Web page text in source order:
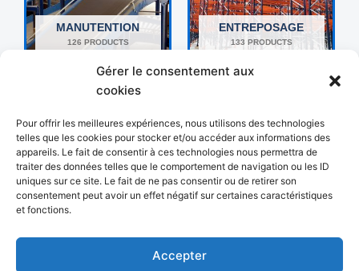
Gérer le consentement aux
cookies
Pour offrir les meilleures expériences, nous utilisons des technologies
telles que les cookies pour stocker et/ou accéder aux informations des
appareils. Le fait de consentir à ces technologies nous permettra de
traiter des données telles que le comportement de navigation ou les ID
uniques sur ce site. Le fait de ne pas consentir ou de retirer son
consentement peut avoir un effet négatif sur certaines caractéristiques
et fonctions.
Accepter
MANUTENTION
126 PRODUCTS
ENTREPOSAGE
133 PRODUCTS
192 PRODUCTS